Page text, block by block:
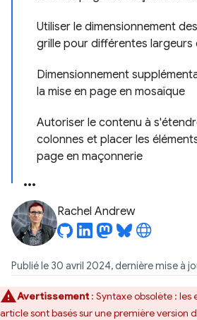
Utiliser le dimensionnement
grille pour différentes largeurs
Dimensionnement
la mise en page en mosaïque
Autoriser le contenu à
colonnes et placer les
page en maçonnerie
Rachel Andrew
Publié le 30 avril 2024, dernière mise à
Avertissement: Syntaxe obsolète :
article sont basés sur une première version